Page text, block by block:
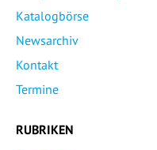
Katalogbörse
Newsarchiv
Kontakt
Termine
RUBRIKEN